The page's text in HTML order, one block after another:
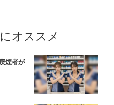
オススメ
煙者が